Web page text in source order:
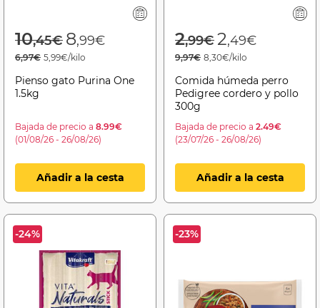
Price reduced from
10,45€to
8,99€
6,97€ 5,99€/kilo
Pienso gato Purina One
1.5kg
Bajada de precio a 8.99€
(01/08/26 - 26/08/26)
Añadir a la cesta
Price reduced
2,99€to
2,49€
9,97€ 8,30€/kilo
Comida húmeda perro
Pedigree cordero y pollo
300g
Bajada de precio a 2.49€
(23/07/26 - 26/08/26)
Añadir a la cesta
-24% -23%